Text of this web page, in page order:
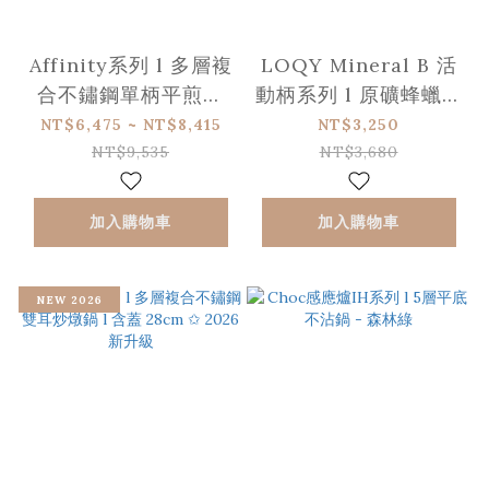
Affinity系列 l 多層複
合不鏽鋼單柄平煎鍋
✩ 2026 新升級
NT$6,475 ~ NT$8,415
NT$9,535
加入購物車
LOQY Mineral B 活
動柄系列 l 原礦蜂蠟平
底鐵鍋28cm (需另選
購握柄)
NT$3,250
NT$3,680
加入購物車
NEW 2026